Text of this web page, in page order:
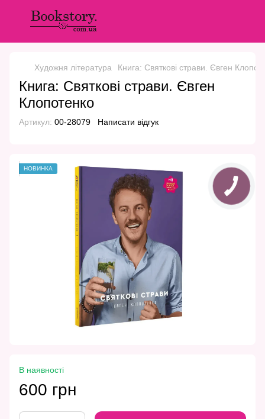
Художня література Книга: Святкові страви. Євген
Книга: Святкові страви. Євген
Клопотенко
Артикул: 00-28079 Написати відгук
НОВИНКА
В наявності
600 грн